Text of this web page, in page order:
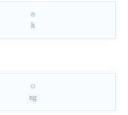
ㅎ
h
ㅇ
ng